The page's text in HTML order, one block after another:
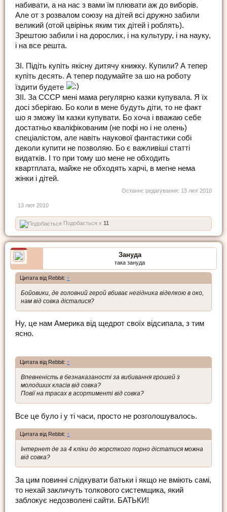
набивати, а на нас з вами їм плювати аж до виборів.
Але от з розвалом союзу на дітей всі дружно забили
великий (отой цвіріньк яким тих дітей і роблять).
Зрештою забили і на дорослих, і на культуру, і на науку,
і на все решта.
ЗІ. Підіть купіть якісну дитячу книжку. Купили? А тепер
купіть десять. А тепер подумайте за шо на роботу
їздити будете
ЗІІ. За СССР мені мама регулярно казки купувала. Я їх
досі зберігаю. Бо коли в мене будуть діти, то не факт
шо я зможу їм казки купувати. Бо хоча і вважаю себе
достатньо кваліфікованим (не пофі но і не олень)
спеціалістом, але навіть наукової фантастики собі
деколи купити не позволяю. Бо є важливіші статті
видатків. І то при тому шо мене не обходить
квартплата, майже не обходять харчі, в мегне нема
жінки і дітей.
Останнє редагування: 13 лют 2010
13 лют 2010
Подобається x 11
Зануда
така зануда
Цитата від Rebbit: ↑
Бойовики, де головний герой вбиває негідника віделкою в око,
нам від совка дісталися?
Ну, це нам Америка від щедрот своїх відсипала, з тим
ясно.
Цитата від Rebbit: ↑
Впевненість в безнаказаності за вибивання грошей з
молодших класів від совка?
Повії на трасах в асортименті від совка?
Все це було і у ті часи, просто не розголошувалось.
Цитата від Rebbit: ↑
Інтернет де за 4 кліки до жорсткого порно дістатися можна
від совка?
За цим повинні слідкувати батьки і якщо не вміють самі,
то нехай закличуть толкового системщика, який
заблокує недозволені сайти. БАТЬКИ!